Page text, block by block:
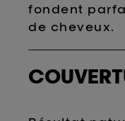
fondent
de cheveux.